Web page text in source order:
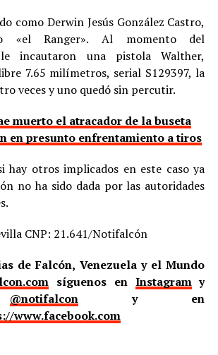
como Derwin Jesús González Castro,
«el Ranger». Al momento del
incautaron una pistola Walther,
7.65 milímetros, serial S129397, la
veces y uno quedó sin percutir.
muerto el atracador de la buseta
en presunto enfrentamiento a tiros
hay otros implicados en este caso ya
no ha sido dada por las autoridades
CNP: 21.641/Notifalcón
de Falcón, Venezuela y el Mundo
síguenos en Instagramy
@notifalcony en
www.facebook.com